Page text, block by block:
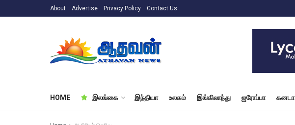
About Advertise Privacy Policy Contact Us
HOME இலங்கை இந்தியா உலகம் இங்கிலாந்து ஐரோப்பா கனடா